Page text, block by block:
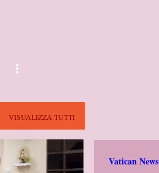
VISUALIZZA TUTTI
Vatican News